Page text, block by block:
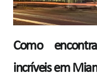
Como
incríveis em